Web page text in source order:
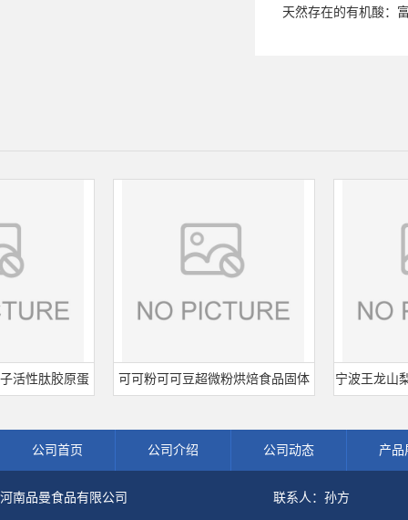
天然存在的有机酸：
性肽胶原蛋 可可粉可可豆超微粉烘焙食品固体 宁波王龙山梨
公司首页 公司介绍 公司动态 产品
河南品曼食品有限公司 联系人：孙方